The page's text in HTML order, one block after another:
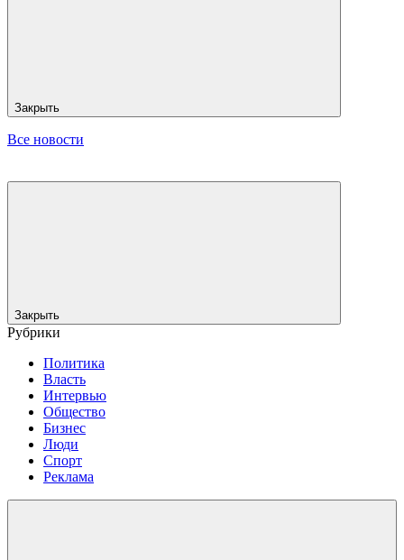
Закрыть
Все новости
Закрыть
Рубрики
Политика
Власть
Интервью
Общество
Бизнес
Люди
Спорт
Реклама